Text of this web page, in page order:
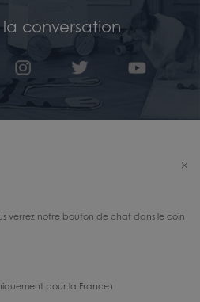
conversation
verrez notre bouton de chat dans le coin
pour la France）